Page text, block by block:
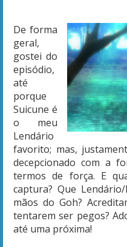
De forma
geral,
gostei do
episódio,
até
porque
Suicune é
o meu
Lendário
favorito; mas,
decepcionado com a
termos de força. E
captura? Que
mãos do Goh?
tentarem ser pegos?
até uma próxima!